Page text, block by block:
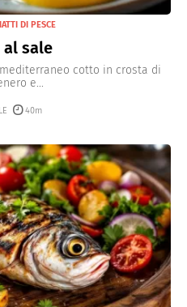
DI PESCE
al sale
cotto in crosta di
e...
40m